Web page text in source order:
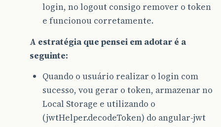
login, no logout consigo remover o token
e funcionou corretamente.
A estratégia que pensei em adotar é a
seguinte:
Quando o usuário realizar o login com
sucesso, vou gerar o token, armazenar no
Local Storage e utilizando o
(jwtHelper.decodeToken) do angular-jwt